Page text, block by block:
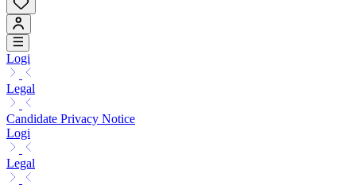
Logi
Legal
Candidate Privacy Notice
Logi
Legal